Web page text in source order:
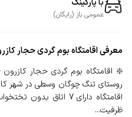
با پارکینگ
عمومی باز (رایگان)
معرفیاقامتگاه بوم گردی حجار
روستای تنگ چوگان وسطی در شهر
اقامتگاه دارای 7
ظرفیت...